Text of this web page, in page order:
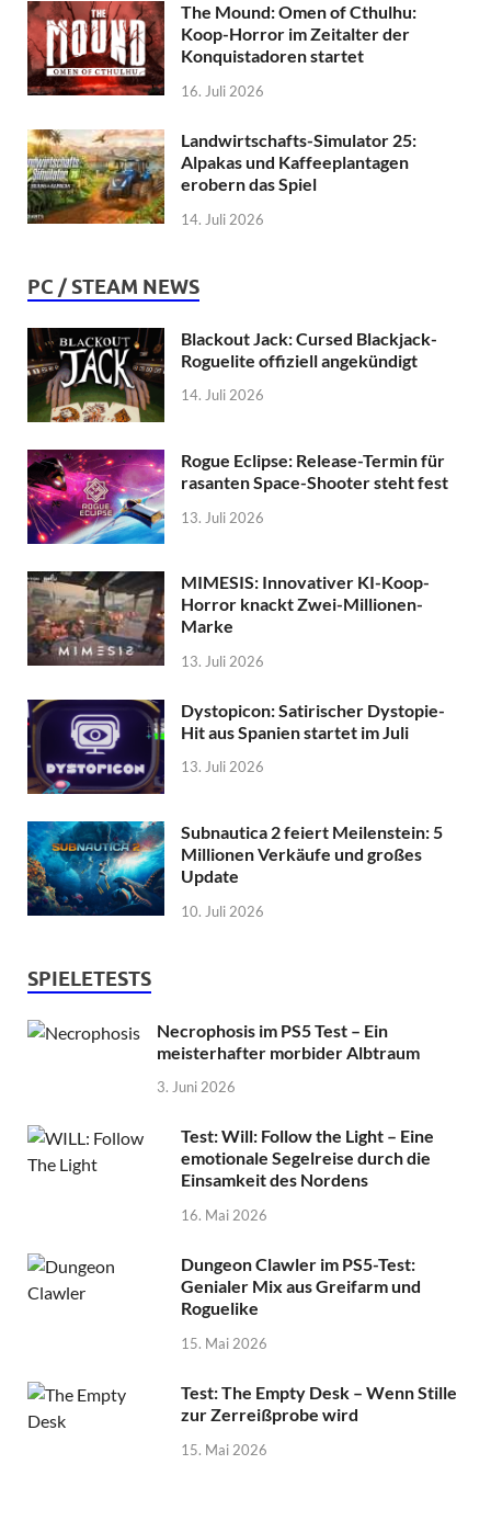
The Mound: Omen of Cthulhu:
Koop-Horror im Zeitalter der
Konquistadoren startet
16. Juli 2026
Landwirtschafts-Simulator 25:
Alpakas und Kaffeeplantagen
erobern das Spiel
14. Juli 2026
PC / STEAM NEWS
Blackout Jack: Cursed Blackjack-
Roguelite offiziell angekündigt
14. Juli 2026
Rogue Eclipse: Release-Termin für
rasanten Space-Shooter steht fest
13. Juli 2026
MIMESIS: Innovativer KI-Koop-
Horror knackt Zwei-Millionen-
Marke
13. Juli 2026
Dystopicon: Satirischer Dystopie-
Hit aus Spanien startet im Juli
13. Juli 2026
Subnautica 2 feiert Meilenstein: 5
Millionen Verkäufe und großes
Update
10. Juli 2026
SPIELETESTS
Necrophosis im PS5 Test – Ein
meisterhafter morbider Albtraum
3. Juni 2026
Test: Will: Follow the Light – Eine
emotionale Segelreise durch die
Einsamkeit des Nordens
16. Mai 2026
Dungeon Clawler im PS5-Test:
Genialer Mix aus Greifarm und
Roguelike
15. Mai 2026
Test: The Empty Desk – Wenn Stille
zur Zerreißprobe wird
15. Mai 2026